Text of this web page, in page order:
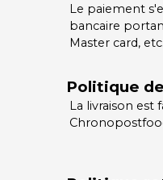
Le paiement
bancaire
Master card,
Politique
La livraison est